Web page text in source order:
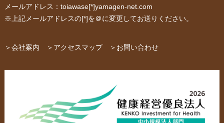
パッケージ
ペーパーレザーバッグ 米袋
メールアドレス：toiawase[*]yamagen-net.com
※上記メールアドレスの[*]を＠に変更してお送りください。
＞会社案内 ＞アクセスマップ ＞お問い合わせ